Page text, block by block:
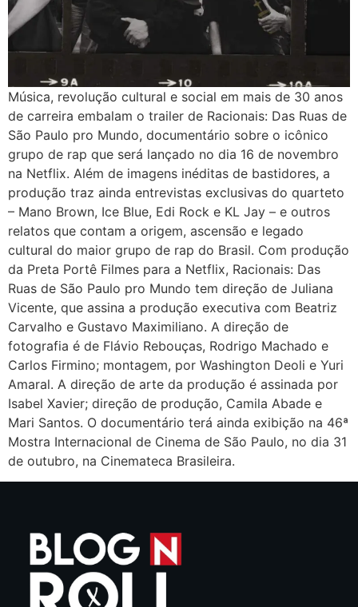
Música, revolução cultural e social em mais de 30 anos
de carreira embalam o trailer de Racionais: Das Ruas de
São Paulo pro Mundo, documentário sobre o icônico
grupo de rap que será lançado no dia 16 de novembro
na Netflix. Além de imagens inéditas de bastidores, a
produção traz ainda entrevistas exclusivas do quarteto
– Mano Brown, Ice Blue, Edi Rock e KL Jay – e outros
relatos que contam a origem, ascensão e legado
cultural do maior grupo de rap do Brasil. Com produção
da Preta Portê Filmes para a Netflix, Racionais: Das
Ruas de São Paulo pro Mundo tem direção de Juliana
Vicente, que assina a produção executiva com Beatriz
Carvalho e Gustavo Maximiliano. A direção de
fotografia é de Flávio Rebouças, Rodrigo Machado e
Carlos Firmino; montagem, por Washington Deoli e Yuri
Amaral. A direção de arte da produção é assinada por
Isabel Xavier; direção de produção, Camila Abade e
Mari Santos. O documentário terá ainda exibição na 46ª
Mostra Internacional de Cinema de São Paulo, no dia 31
de outubro, na Cinemateca Brasileira.